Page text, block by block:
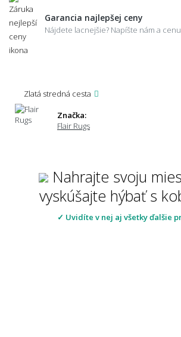
Garancia najlepšej ceny
Nájdete lacnejšie? Napíšte nám a
Zlatá stredná cesta
Značka:
Flair Rugs
Nahrajte svoju
vyskúšajte hýbať s
✓ Uvidíte v nej aj všetky ďalšie